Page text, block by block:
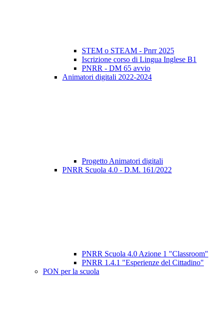
STEM o STEAM - Pnrr 2025
Iscrizione corso di Lingua Inglese B1
PNRR - DM 65 avvio
Animatori digitali 2022-2024
Progetto Animatori digitali
PNRR Scuola 4.0 - D.M. 161/2022
PNRR Scuola 4.0 Azione 1 "Classroom"
PNRR 1.4.1 "Esperienze del Cittadino"
PON per la scuola